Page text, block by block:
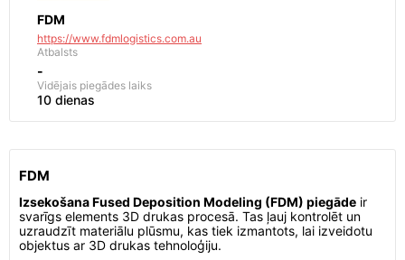
FDM
https://www.fdmlogistics.com.au
Atbalsts
-
Vidējais piegādes laiks
10 dienas
FDM
Izsekošana Fused Deposition Modeling (FDM) piegāde ir
svarīgs elements 3D drukas procesā. Tas ļauj kontrolēt un
uzraudzīt materiālu plūsmu, kas tiek izmantots, lai izveidotu
objektus ar 3D drukas tehnoloģiju.